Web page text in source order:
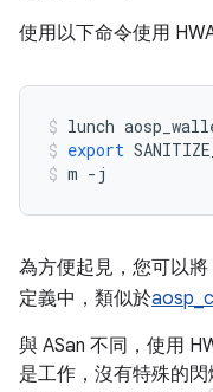
使用以下命令使用
lunch
export
m - j
為方便起見，您可以將
定義中，類似於
與 ASan 不同，使用
是工作，沒有特殊的